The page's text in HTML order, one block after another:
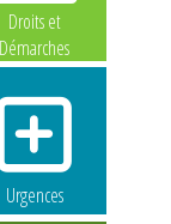
Droits et
Démarches
Urgences